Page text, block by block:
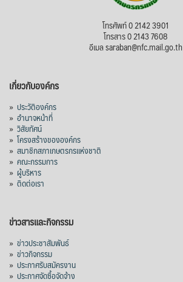
โทรศัพท์ 0 2142 3901
โทรสาร 0 2143 7608
อีเมล saraban@nfc.mail.go.th
เกี่ยวกับองค์กร
» ประวัติองค์กร
» อำนาจหน้าที่
» วิสัยทัศน์
» โครงสร้างขององค์กร
» สมาชิกสภาเกษตรกรแห่งชาติ
» คณะกรรมการ
» ผู้บริหาร
» ติดต่อเรา
ข่าวสารและกิจกรรม
» ข่าวประชาสัมพันธ์
» ข่าวกิจกรรม
» ประกาศรับสมัครงาน
» ประกาศจัดซื้อจัดจ้าง